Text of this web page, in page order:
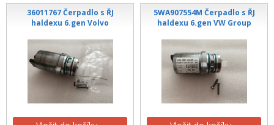
36011767 Čerpadlo s ŘJ
haldexu 6.gen Volvo
5WA907554M Čerpadlo s ŘJ
haldexu 6.gen VW Group